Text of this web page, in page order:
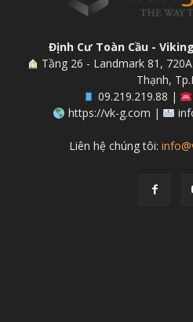
Định Cư Toàn Cầu -
Tầng 26 - Landmark 81,
Thạnh,
09.219.219.88 |
https://vk-g.com |
Liên hệ chúng tôi: